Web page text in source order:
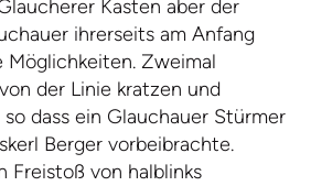
Kasten aber der
ihrerseits am Anfang
Zweimal
der Linie kratzen und
dass ein Glauchauer Stürmer
Berger vorbeibrachte.
Freistoß von halblinks